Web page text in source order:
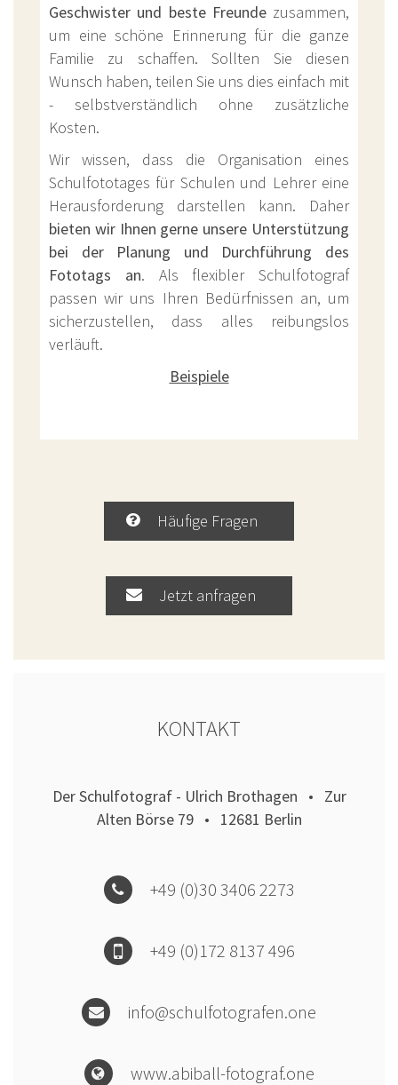
Geschwister und beste Freundezusammen,
um eine schöne Erinnerung für die ganze
Familie zu schaffen. Sollten Sie diesen
Wunsch haben, teilen Sie uns dies einfach mit
- selbstverständlich ohne zusätzliche
Kosten.
Wir wissen, dass die Organisation eines
Schulfototages für Schulen und Lehrer eine
Herausforderung darstellen kann. Daher
bieten wir Ihnen gerne unsere Unterstützung
bei der Planung und Durchführung des
Fototags an. Als flexibler Schulfotograf
passen wir uns Ihren Bedürfnissen an, um
sicherzustellen, dass alles reibungslos
verläuft.
Beispiele
Häufige Fragen
Jetzt anfragen
KONTAKT
Der Schulfotograf - Ulrich Brothagen • Zur
Alten Börse 79 • 12681 Berlin
+49 (0)30 3406 2273
+49 (0)172 8137 496
info@schulfotografen.one
www.abiball-fotograf.one